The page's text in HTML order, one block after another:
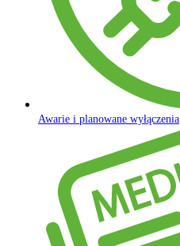
Awarie i planowane wyłączenia